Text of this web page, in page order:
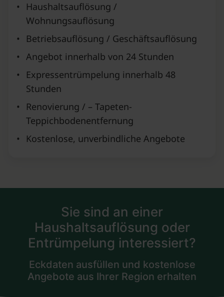
•
Haushaltsauflösung /
Wohnungsauflösung
•
Betriebsauflösung / Geschäftsauflösung
• Angebot innerhalb von 24 Stunden
•
Expressentrümpelung innerhalb 48
Stunden
•
Renovierung / – Tapeten-
Teppichbodenentfernung
•
Kostenlose, unverbindliche Angebote